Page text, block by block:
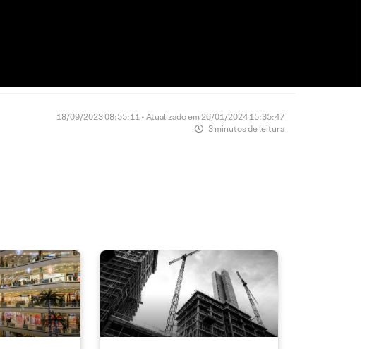
18/09/2023 08:55:11 • Atualizado em 26/01/2024 15:35:47
3 minutos de leitura